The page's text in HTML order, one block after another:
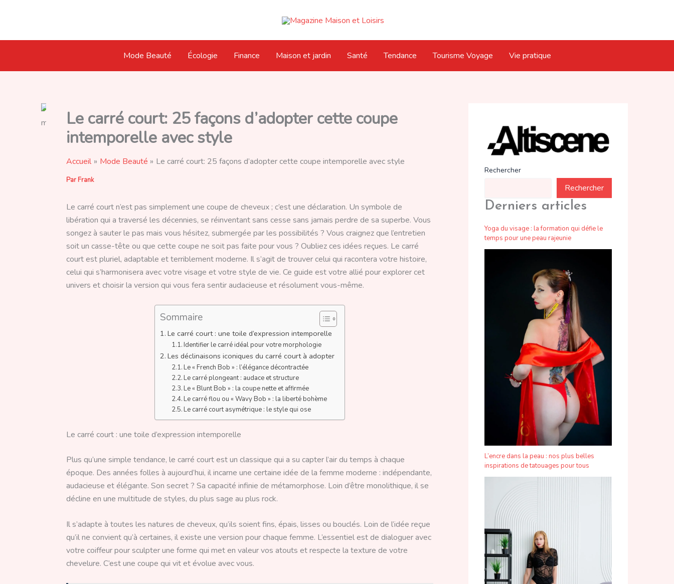
Mode Beauté Écologie Finance Maison et jardin Santé Tendance Tourisme Voyage Vie pratique
Le carré court: 25 façons d’adopter cette coupe
intemporelle avec style
Accueil Mode Beauté Le carré court: 25 façons d’adopter cette coupe intemporelle avec style
Par Frank
Le carré court n’est pas simplement une coupe de cheveux ; c’est une déclaration. Un symbole de
libération qui a traversé les décennies, se réinventant sans cesse sans jamais perdre de sa superbe. Vous
songez à sauter le pas mais vous hésitez, submergée par les possibilités ? Vous craignez que l’entretien
soit un casse-tête ou que cette coupe ne soit pas faite pour vous ? Oubliez ces idées reçues. Le carré
court est pluriel, adaptable et terriblement moderne. Il s’agit de trouver celui qui racontera votre histoire,
celui qui s’harmonisera avec votre visage et votre style de vie. Ce guide est votre allié pour explorer cet
univers et choisir la version qui vous fera sentir audacieuse et résolument vous-même.
Sommaire
Le carré court : une toile d’expression intemporelle
Identifier le carré idéal pour votre morphologie
Les déclinaisons iconiques du carré court à adopter
Le « French Bob » : l’élégance décontractée
Le carré plongeant : audace et structure
Le « Blunt Bob » : la coupe nette et affirmée
Le carré flou ou « Wavy Bob » : la liberté bohème
Le carré court asymétrique : le style qui ose
Le carré court : une toile d’expression intemporelle
Plus qu’une simple tendance, le carré court est un classique qui a su capter l’air du temps à chaque
époque. Des années folles à aujourd’hui, il incarne une certaine idée de la femme moderne : indépendante,
audacieuse et élégante. Son secret ? Sa capacité infinie de métamorphose. Loin d’être monolithique, il se
décline en une multitude de styles, du plus sage au plus rock.
Il s’adapte à toutes les natures de cheveux, qu’ils soient fins, épais, lisses ou bouclés. Loin de l’idée reçue
qu’il ne convient qu’à certaines, il existe une version pour chaque femme. L’essentiel est de dialoguer avec
votre coiffeur pour sculpter une forme qui met en valeur vos atouts et respecte la texture de votre
chevelure. C’est une coupe qui vit et évolue avec vous.
Rechercher
Rechercher
Derniers articles
Yoga du visage : la formation qui défie le
temps pour une peau rajeunie
L’encre dans la peau : nos plus belles
inspirations de tatouages pour tous